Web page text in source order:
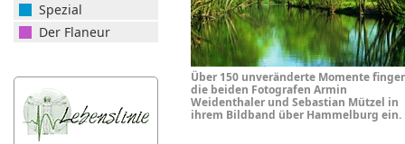
Spezial
Der Flaneur
Über 150 unveränderte Momente
die beiden Fotografen Armin
Weidenthaler und Sebastian Mützel in
ihrem Bildband über Hammelburg ein.